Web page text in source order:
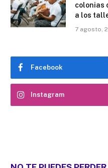
colonias
a los
7 agosto,
Facebook
Instagram